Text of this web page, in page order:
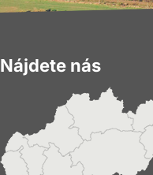
Nájdete nás